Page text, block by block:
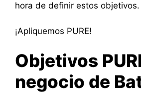
hora de definir estos objetivos.
¡Apliquemos PURE!
Objetivos
negocio de